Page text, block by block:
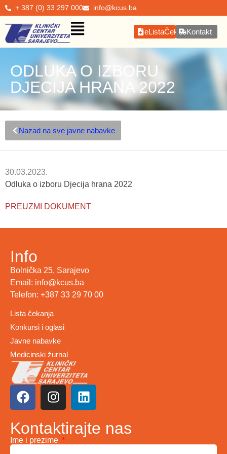
+ 387 (0) 33 297 000 info@kcus.ba
eListaČekanjaKontakt
ODLUKA O IZBORU
DJECIJA HRANA 2022
Nazad na sve javne nabavke
30.03.2023.
Odluka o izboru Djecija hrana 2022
PREUZMI DOKUMENT
Info
Bolnička 25, Sarajevo
Email: info@kcus.ba
Telefon: +387 33 29 70 00
Lista čekanja
Konkursi i oglasi
Javne nabavke
Medicinski žurnal
Kontaktirajte nas
Ime i prezime